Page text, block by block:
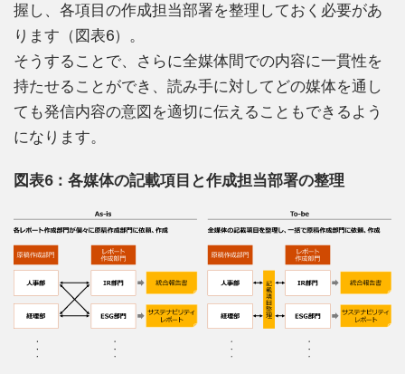
握し、各項目の作成担当部署を整理しておく必要があ
ります（図表6）。
そうすることで、さらに全媒体間での内容に一貫性を
持たせることができ、読み手に対してどの媒体を通し
ても発信内容の意図を適切に伝えることもできるよう
になります。
図表6：各媒体の記載項目と作成担当部署の整理